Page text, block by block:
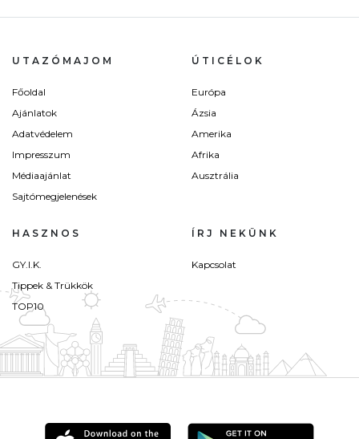
UTAZÓMAJOM
Főoldal
Ajánlatok
Adatvédelem
Impresszum
Médiaajánlat
Sajtómegjelenések
ÚTICÉLOK
Európa
Ázsia
Amerika
Afrika
Ausztrália
HASZNOS
GY.I.K.
Tippek & Trükkök
TOP10
ÍRJ NEKÜNK
Kapcsolat